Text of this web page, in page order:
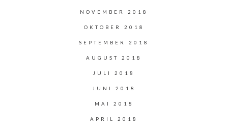
NOVEMBER 2018
OKTOBER 2018
SEPTEMBER 2018
AUGUST 2018
JULI 2018
JUNI 2018
MAI 2018
APRIL 2018